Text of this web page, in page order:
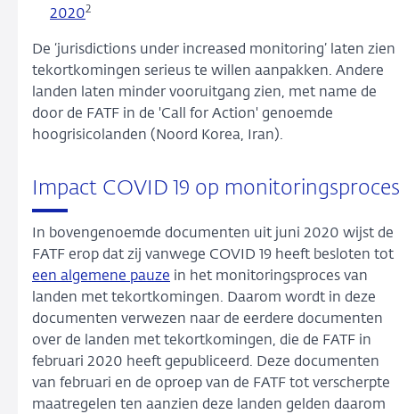
20202
De ‘jurisdictions under increased monitoring’ laten zien
tekortkomingen serieus te willen aanpakken. Andere
landen laten minder vooruitgang zien, met name de
door de FATF in de 'Call for Action' genoemde
hoogrisicolanden (Noord Korea, Iran).
Impact COVID 19 op monitoringsproces
In bovengenoemde documenten uit juni 2020 wijst de
FATF erop dat zij vanwege COVID 19 heeft besloten tot
een algemene pauze in het monitoringsproces van
landen met tekortkomingen. Daarom wordt in deze
documenten verwezen naar de eerdere documenten
over de landen met tekortkomingen, die de FATF in
februari 2020 heeft gepubliceerd. Deze documenten
van februari en de oproep van de FATF tot verscherpte
maatregelen ten aanzien deze landen gelden daarom